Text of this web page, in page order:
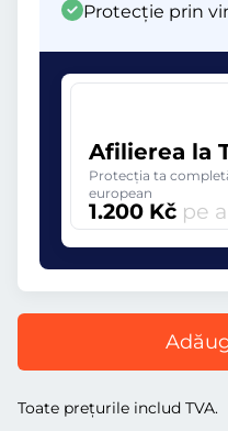
Protecție prin
Afilierea la
Protecția ta
european
1.200 Kč pe
Toate prețurile includ TVA.